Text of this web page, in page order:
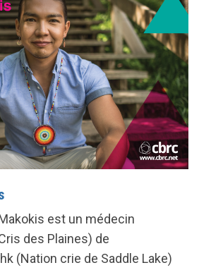
est un médecin
des Plaines) de
(Nation crie de Saddle Lake)